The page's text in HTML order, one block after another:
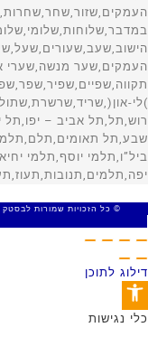
© כל הזכויות שמורות
דילוג לתוכן
פתח סרגל נגישות
כלי נגישות